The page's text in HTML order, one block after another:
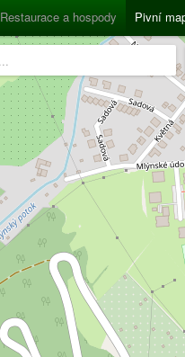
Restaurace a hospody Pivní